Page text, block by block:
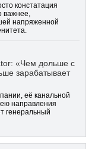
констатация
важнее,
напряженной
«Чем дольше с
зарабатывает
её канальной
ею направления
генеральный